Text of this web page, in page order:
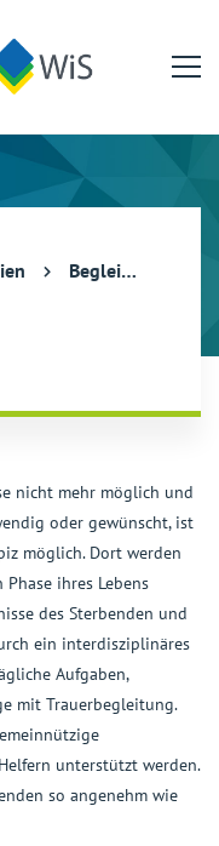
Begleitung am Lebensende
nicht mehr möglich und
oder gewünscht, ist
möglich. Dort werden
ihres Lebens
des Sterbenden und
ein interdisziplinäres
Aufgaben,
mit Trauerbegleitung.
unterstützt werden.
so angenehm wie